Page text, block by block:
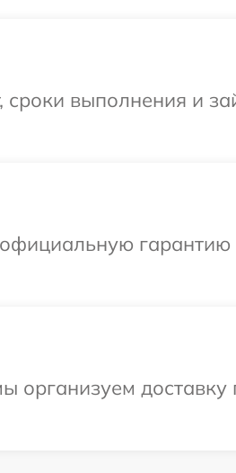
выполнения и
доставку